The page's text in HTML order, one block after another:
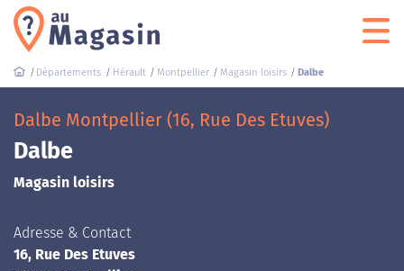
Départements Hérault Montpellier Magasin loisirs Dalbe
Dalbe Montpellier (16, Rue Des Etuves)
Dalbe
Magasin loisirs
Adresse & Contact
16, Rue Des Etuves